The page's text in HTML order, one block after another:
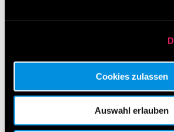
Cookies zulassen
Auswahl erlauben